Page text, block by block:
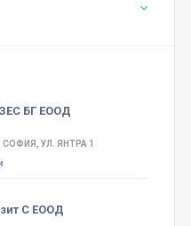
БГ ЕООД
СОФИЯ, УЛ. ЯНТРА 1
С ЕООД